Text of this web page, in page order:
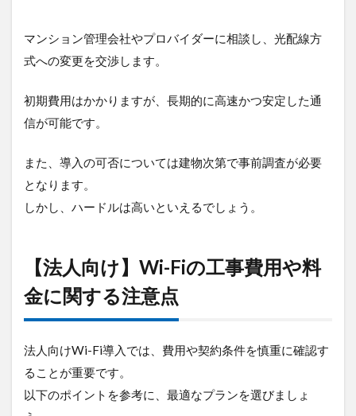
マンション管理会社やプロバイダーに相談し、光配線方
式への変更を交渉します。
初期費用はかかりますが、長期的に高速かつ安定した通
信が可能です。
また、導入の可否については建物次第で事前調査が必要
となります。
しかし、ハードルは高いといえるでしょう。
【法人向け】Wi-Fiの工事費用や料
金に関する注意点
法人向けWi-Fi導入では、費用や契約条件を慎重に確認す
ることが重要です。
以下のポイントを参考に、最適なプランを選びましょ